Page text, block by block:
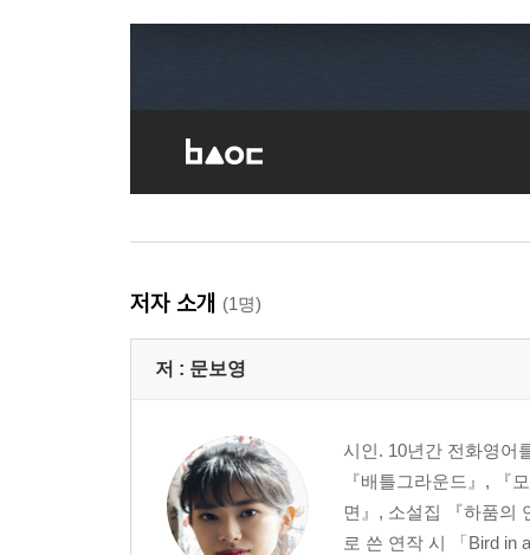
저자 소개 (1명)
저 : 문보영
시인. 10년간 전화영어
『배틀그라운드』, 『
면』, 소설집 『하품의
로 쓴 연작 시 「Bird in